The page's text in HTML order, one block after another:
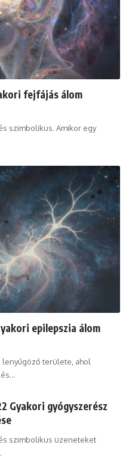
fejfájás álom
szimbolikus. Amikor egy
epilepszia álom
területe, ahol
Gyakori gyógyszerész
szimbolikus üzeneteket